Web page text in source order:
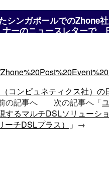
シンガポールでのZhone
ーのニュースレターで、
しました。
コンピュネティクス社）の
の記事へ 次の記事へ「
するマルチDSLソリューシ
チDSLプラス）
」→